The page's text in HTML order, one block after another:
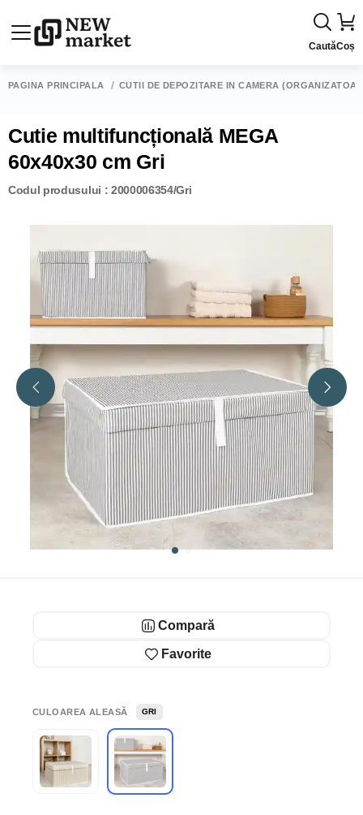
CautăCoș
PAGINA PRINCIPALĂ CUTII DE DEPOZITARE ÎN CAMERĂ
Cutie multifuncțională MEGA
60x40x30 cm Gri
Codul produsului : 2000006354/Gri
Compară
Favorite
CULOAREA ALEASĂ GRI